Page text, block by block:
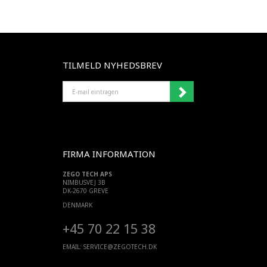
TILMELD NYHEDSBREV
MAIL
EINTRAGEN
FIRMA INFORMATION
ZEGO TECH APS
NIMBUSVEJ 3B
DK-2670 GREVE
DENMARK
+45 70 22 15 38
EMAIL: SERVICE@ZEGOTECH.DK